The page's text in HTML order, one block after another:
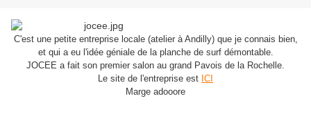
C'est une petite entreprise locale (atelier à Andilly) que je connais bien,
et qui a eu l'idée géniale de la planche de surf démontable.
JOCEE a fait son premier salon au grand Pavois de la Rochelle.
Le site de l'entreprise est ICI
Marge adooore